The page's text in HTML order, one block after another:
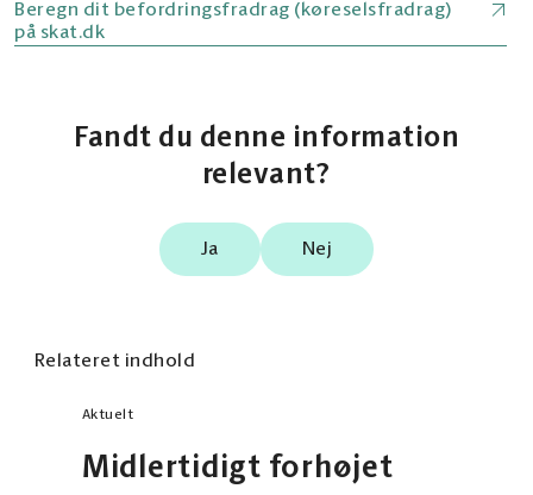
Beregn dit befordringsfradrag (køreselsfradrag)
på skat.dk
Fandt du denne information
relevant?
Ja Nej
Relateret indhold
Aktuelt
Midlertidigt forhøjet